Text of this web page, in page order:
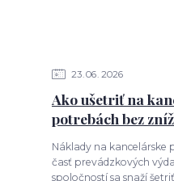
23 06 2026
Ako ušetriť na
potrebách bez
Náklady na
časť prevádzkových
spoločností sa snaží